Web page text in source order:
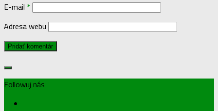
E-mail *
Adresa webu
Followuj nás